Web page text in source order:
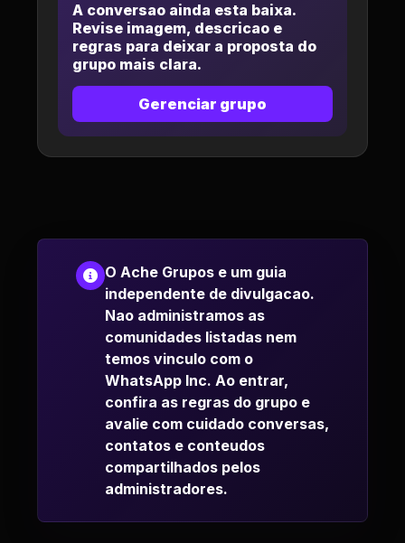
A conversao ainda esta baixa.
Revise imagem, descricao e
regras para deixar a proposta do
grupo mais clara.
Gerenciar grupo
O Ache Grupos e um guia
independente de divulgacao.
Nao administramos as
comunidades listadas nem
temos vinculo com o
WhatsApp Inc. Ao entrar,
confira as regras do grupo e
avalie com cuidado conversas,
contatos e conteudos
compartilhados pelos
administradores.